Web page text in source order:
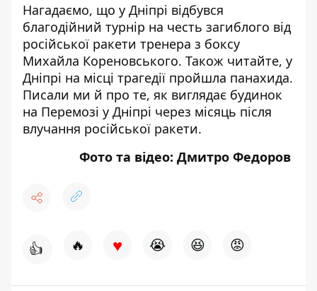
Нагадаємо, що у Дніпрі відбувся
благодійний турнір на честь загиблого від
російської ракети тренера з боксу
Михайла Кореновського. Також читайте, у
Дніпрі на місці трагедії пройшла панахида.
Писали ми й про те, як виглядає будинок
на Перемозі у Дніпрі через місяць після
влучання російської ракети.
Фото та відео: Дмитро Федоров
👍 🔥 ♥ 😭 😆 😡